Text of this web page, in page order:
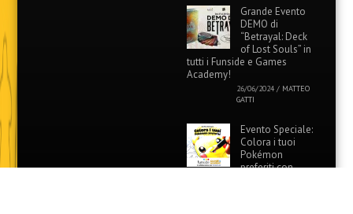
Grande Evento
DEMO di
“Betrayal: Deck
of Lost Souls” in
tutti i Funside e Games
Academy!
26/06/2024 / MATTEO
GATTI
Evento Speciale:
Colora i tuoi
Pokémon
preferiti con